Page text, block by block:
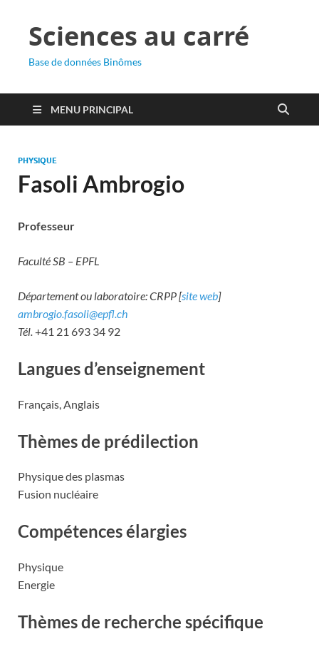
Sciences au carré
Base de données Binômes
MENU PRINCIPAL
PHYSIQUE
Fasoli Ambrogio
Professeur
Faculté SB – EPFL
Département ou laboratoire: CRPP [site web]
ambrogio.fasoli@epfl.ch
Tél.+41 21 693 34 92
Langues d’enseignement
Français, Anglais
Thèmes de prédilection
Physique des plasmas
Fusion nucléaire
Compétences élargies
Physique
Energie
Thèmes de recherche spécifique